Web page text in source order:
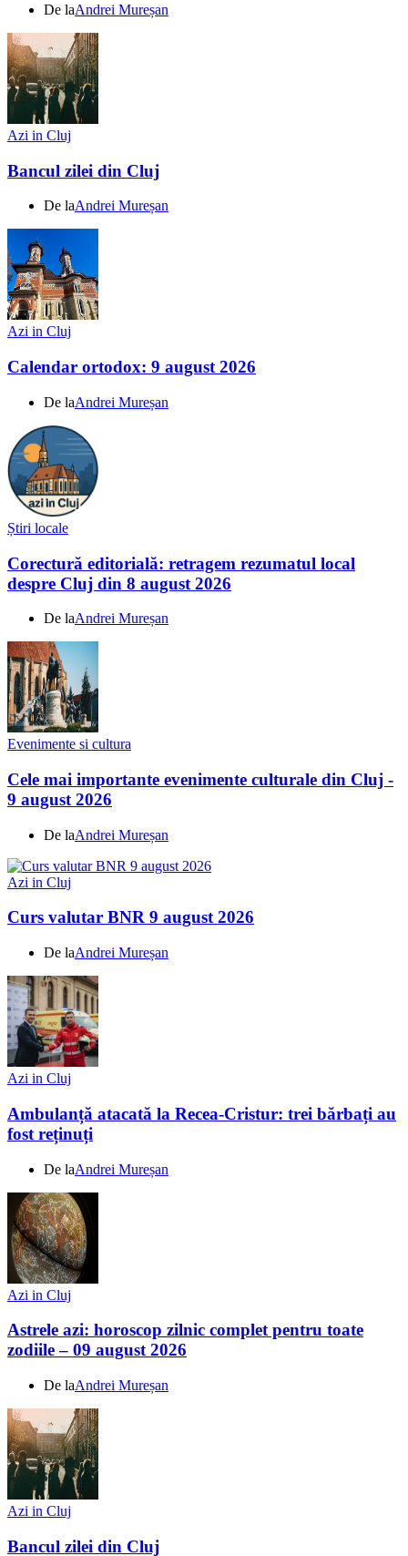
De laAndrei Mureșan
Azi in Cluj
Bancul zilei din Cluj
De laAndrei Mureșan
Azi in Cluj
Calendar ortodox: 9 august 2026
De laAndrei Mureșan
Știri locale
Corectură editorială: retragem rezumatul local
despre Cluj din 8 august 2026
De laAndrei Mureșan
Evenimente si cultura
Cele mai importante evenimente culturale din Cluj -
9 august 2026
De laAndrei Mureșan
Azi in Cluj
Curs valutar BNR 9 august 2026
De laAndrei Mureșan
Azi in Cluj
Ambulanță atacată la Recea-Cristur: trei bărbați au
fost reținuți
De laAndrei Mureșan
Azi in Cluj
Astrele azi: horoscop zilnic complet pentru toate
zodiile – 09 august 2026
De laAndrei Mureșan
Azi in Cluj
Bancul zilei din Cluj